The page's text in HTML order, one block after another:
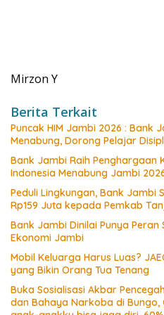
Mirzon Y
Berita Terkait
Puncak HIM Jambi 2026 : Bank
Menabung, Dorong Pelajar
Bank Jambi Raih Penghargaan
Indonesia Menabung Jambi
Peduli Lingkungan, Bank Jambi
Rp159 Juta kepada Pemkab
Bank Jambi Dinilai Punya
Ekonomi Jambi
Mobil Keluarga Harus Luas?
yang Bikin Orang Tua Tenang
Buka Sosialisasi Akbar
dan Bahaya Narkoba di Bungo,